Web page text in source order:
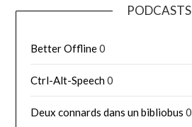
PODCASTS
Better Offline0
Ctrl-Alt-Speech0
Deux connards dans un bibliobus 0